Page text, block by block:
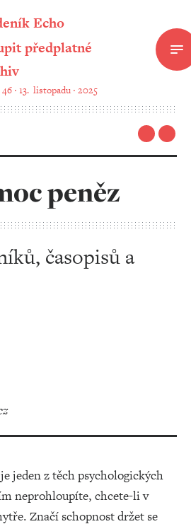
Echo
předplatné
‧ 13. listopadu ‧ 2025
peněz
časopisů a
jeden z těch psychologických
neprohloupíte, chcete-li v
Značí schopnost držet se